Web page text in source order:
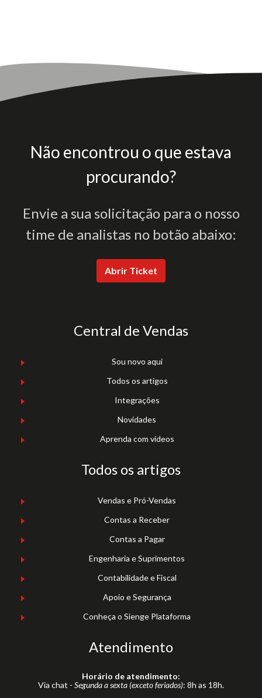
Não encontrou o que estava
procurando?
Envie a sua solicitação para o nosso
time de analistas no botão abaixo:
Abrir Ticket
Central de Vendas
Sou novo aqui
Todos os artigos
Integrações
Novidades
Aprenda com vídeos
Todos os artigos
Vendas e Pró-Vendas
Contas a Receber
Contas a Pagar
Engenharia e Suprimentos
Contabilidade e Fiscal
Apoio e Segurança
Conheça o Sienge Plataforma
Atendimento
Horário de atendimento:
Via chat - Segunda a sexta (exceto feriados): 8h as 18h.